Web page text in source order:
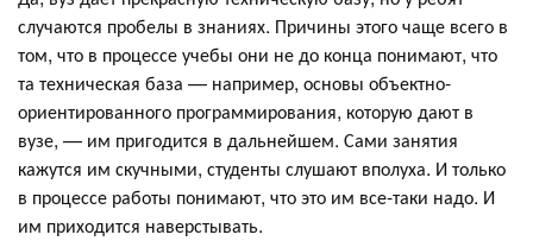
случаются пробелы в знаниях. Причины этого чаще всего в
том, что в процессе учебы они не до конца понимают, что
та техническая база — например, основы объектно-
ориентированного программирования, которую дают в
вузе, — им пригодится в дальнейшем. Сами занятия
кажутся им скучными, студенты слушают вполуха. И только
в процессе работы понимают, что это им все-таки надо. И
им приходится наверстывать.